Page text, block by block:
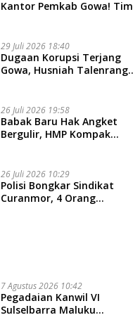
Kantor Pemkab Gowa! Tim
Rp16 Miliar
29 Juli 2026 18:40
Dugaan Korupsi Terjang
Gowa, Husniah Talenrang
26 Juli 2026 19:58
​Babak Baru Hak Angket
Bergulir, HMP Kompak
26 Juli 2026 10:29
Polisi Bongkar Sindikat
Curanmor, 4 Orang
7 Agustus 2026 10:42
Pegadaian Kanwil VI
Sulselbarra Maluku